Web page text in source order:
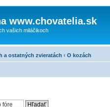
www.chovatelia.sk
vašich miláčikoch
a ostatných zvieratách ‹ O kozách